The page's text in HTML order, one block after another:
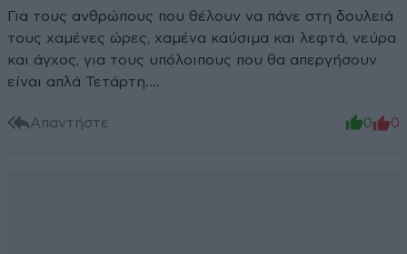
Για τους ανθρώπους που θέλουν να πάνε στη δουλειά
τους χαμένες ώρες, χαμένα καύσιμα και λεφτά, νεύρα
και άγχος, για τους υπόλοιπους που θα απεργήσουν
είναι απλά Τετάρτη....
Απαντήστε 0 0